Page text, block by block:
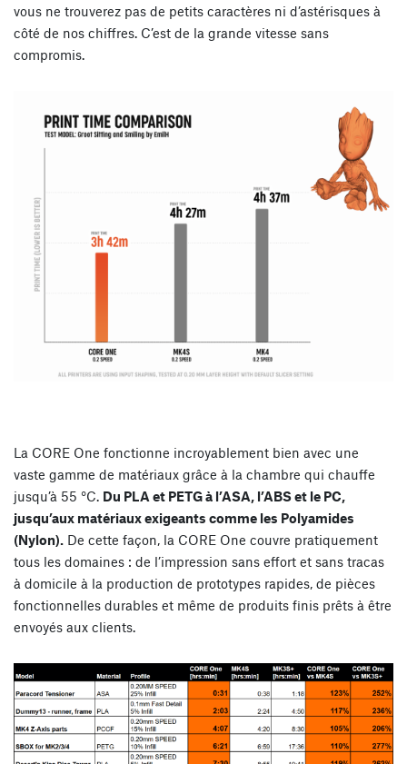
vous ne trouverez pas de petits caractères ni d’astérisques à
côté de nos chiffres. C’est de la grande vitesse sans
compromis.
La CORE One fonctionne incroyablement bien avec une
vaste gamme de matériaux grâce à la chambre qui chauffe
jusqu’à 55 °C. Du PLA et PETG à l’ASA, l’ABS et le PC,
jusqu’aux matériaux exigeants comme les Polyamides
(Nylon). De cette façon, la CORE One couvre pratiquement
tous les domaines : de l’impression sans effort et sans tracas
à domicile à la production de prototypes rapides, de pièces
fonctionnelles durables et même de produits finis prêts à être
envoyés aux clients.